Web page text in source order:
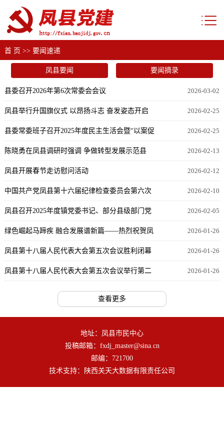
首 页 >> 要闻速递
凤县要闻 要闻摘录
县委召开2026年第6次常委会会议 2026-03-02
凤县举行升国旗仪式 以昂扬斗志 奋发姿态开启
新年序章
2026-02-25
县委常委班子召开2025年度民主生活会暨“以案促
改”专题民主生活会
2026-02-25
陈晓勇在凤县调研时强调 争做转型发展示范县 2026-02-13
凤县开展春节走访慰问活动 2026-02-12
中国共产党凤县第十六届纪律检查委员会第六次
全体会议召开
2026-02-10
凤县召开2025年度镇党委书记、部分县级部门党
组（工委）书记抓基层党建工作述职评议考核会
议
2026-02-05
绿色崛起马蹄疾 融合发展谱新篇——热烈祝贺凤
县两会胜利闭幕
2026-01-26
凤县第十八届人民代表大会第五次会议胜利闭幕 2026-01-26
凤县第十八届人民代表大会第五次会议举行第二 2026-01-26
查看更多
地址：凤县市民中心
投稿邮箱：fxdj_master@sina.cn
邮编：721700
技术支持：陕西关天大数据有限责任公司